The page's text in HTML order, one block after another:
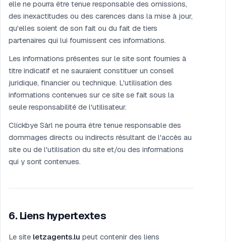
elle ne pourra être tenue responsable des omissions,
des inexactitudes ou des carences dans la mise à jour,
qu'elles soient de son fait ou du fait de tiers
partenaires qui lui fournissent ces informations.
Les informations présentes sur le site sont fournies à
titre indicatif et ne sauraient constituer un conseil
juridique, financier ou technique. L'utilisation des
informations contenues sur ce site se fait sous la
seule responsabilité de l'utilisateur.
Clickbye Sàrl ne pourra être tenue responsable des
dommages directs ou indirects résultant de l'accès au
site ou de l'utilisation du site et/ou des informations
qui y sont contenues.
6. Liens hypertextes
Le site letzagents.lu peut contenir des liens